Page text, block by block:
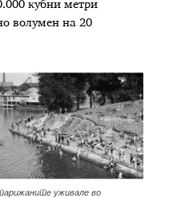
кубни метри
волумен на 20
уживале во